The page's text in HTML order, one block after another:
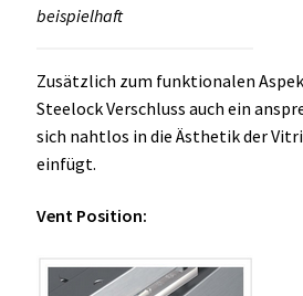
beispielhaft
Zusätzlich zum funktionalen
Steelock Verschluss auch ein
sich nahtlos in die Ästhetik der
einfügt.
Vent Position: